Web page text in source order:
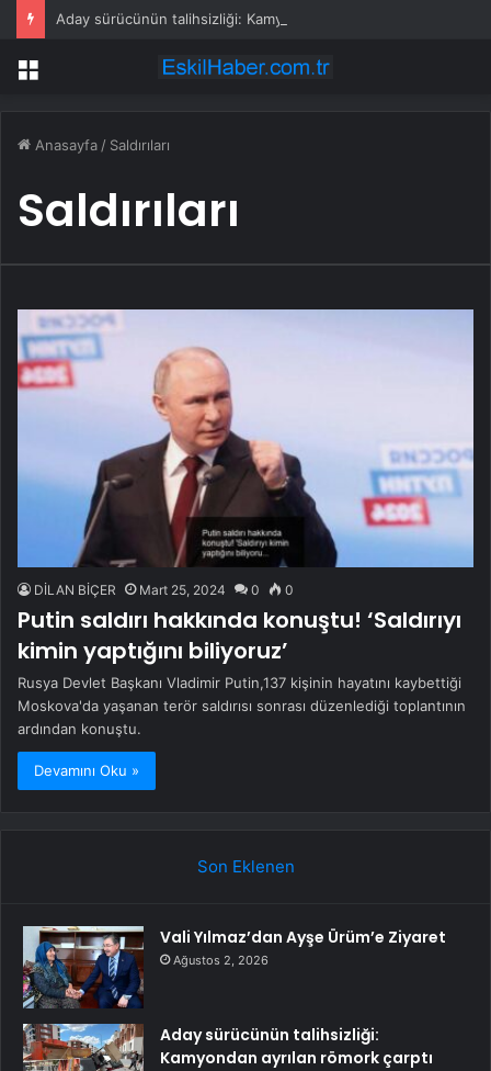
Menü
Anasayfa / Saldırıları
Saldırıları
DİLAN BİÇER Mart 25, 2024 0 0
Putin saldırı hakkında konuştu! ‘Saldırıyı
kimin yaptığını biliyoruz’
Rusya Devlet Başkanı Vladimir Putin,137 kişinin hayatını kaybettiği
Moskova'da yaşanan terör saldırısı sonrası düzenlediği toplantının
ardından konuştu.
Devamını Oku »
Son Eklenen
Vali Yılmaz’dan Ayşe Ürüm’e Ziyaret
Ağustos 2, 2026
Aday sürücünün talihsizliği:
Kamyondan ayrılan römork çarptı